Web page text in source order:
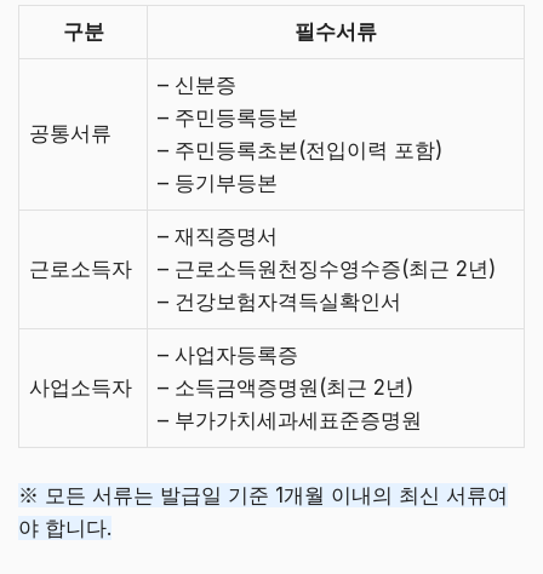
구분 필수서류
공통서류
– 신분증
– 주민등록등본
– 주민등록초본(전입이력 포함)
– 등기부등본
근로소득자
– 재직증명서
– 근로소득원천징수영수증(최근 2년)
– 건강보험자격득실확인서
사업소득자
– 사업자등록증
– 소득금액증명원(최근 2년)
– 부가가치세과세표준증명원
※ 모든 서류는 발급일 기준 1개월 이내의 최신 서류여
야 합니다.